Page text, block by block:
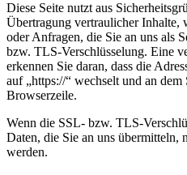
Diese Seite nutzt aus
Übertragung vertraulicher Inhalte,
oder Anfragen, die Sie an uns als
bzw. TLS-Verschlüsselung. Eine
erkennen Sie daran, dass die
auf „https://“ wechselt und an
Browserzeile.
Wenn die SSL- bzw. TLS-
Daten, die Sie an uns übermitteln,
werden.